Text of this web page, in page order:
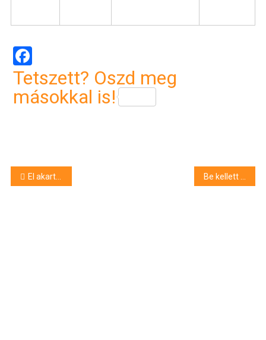
Tetszett? Oszd meg
másokkal is!
Bejegyzés
El akarta gázolni haragosait Szerepen Be kellett zárni a szoboszlói strandot a viharkárok miatt